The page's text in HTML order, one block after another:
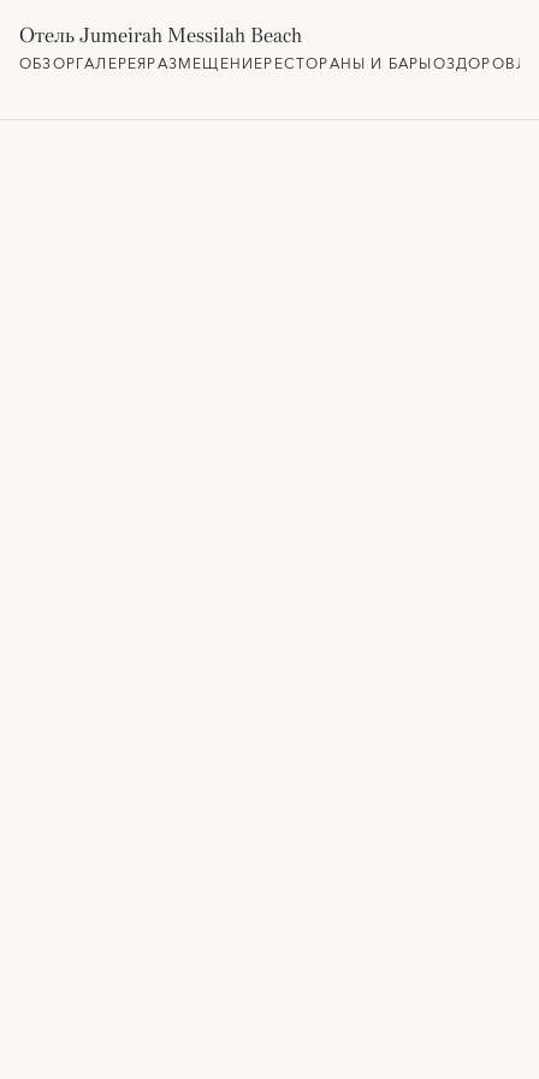
Отель Jumeirah Messilah Beach
ОБЗОРГАЛЕРЕЯРАЗМЕЩЕНИЕРЕСТОРАНЫ И БАРЫ